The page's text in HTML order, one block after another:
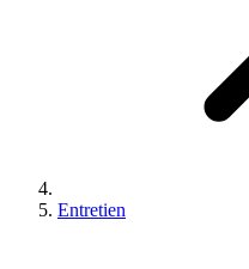
Entretien